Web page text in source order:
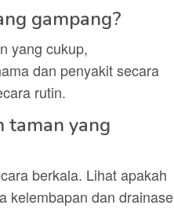
gampang?
yang cukup,
dan penyakit secara
rutin.
taman yang
berkala. Lihat apakah
kelembapan dan drainase